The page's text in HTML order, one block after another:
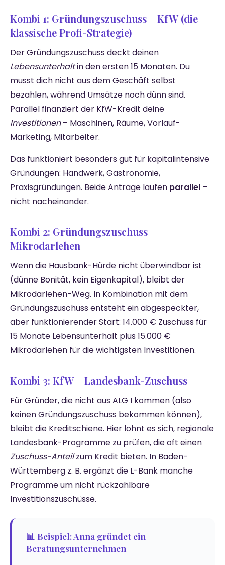
Kombi 1: Gründungszuschuss + KfW (die
klassische Profi-Strategie)
Der Gründungszuschuss deckt deinen
Lebensunterhaltin den ersten 15 Monaten. Du
musst dich nicht aus dem Geschäft selbst
bezahlen, während Umsätze noch dünn sind.
Parallel finanziert der KfW-Kredit deine
Investitionen– Maschinen, Räume, Vorlauf-
Marketing, Mitarbeiter.
Das funktioniert besonders gut für kapitalintensive
Gründungen: Handwerk, Gastronomie,
Praxisgründungen. Beide Anträge laufen parallel –
nicht nacheinander.
Kombi 2: Gründungszuschuss +
Mikrodarlehen
Wenn die Hausbank-Hürde nicht überwindbar ist
(dünne Bonität, kein Eigenkapital), bleibt der
Mikrodarlehen-Weg. In Kombination mit dem
Gründungszuschuss entsteht ein abgespeckter,
aber funktionierender Start: 14.000 € Zuschuss für
15 Monate Lebensunterhalt plus 15.000 €
Mikrodarlehen für die wichtigsten Investitionen.
Kombi 3: KfW + Landesbank-Zuschuss
Für Gründer, die nicht aus ALG I kommen (also
keinen Gründungszuschuss bekommen können),
bleibt die Kreditschiene. Hier lohnt es sich, regionale
Landesbank-Programme zu prüfen, die oft einen
Zuschuss-Anteilzum Kredit bieten. In Baden-
Württemberg z. B. ergänzt die L-Bank manche
Programme um nicht rückzahlbare
Investitionszuschüsse.
📊 Beispiel: Anna gründet ein
Beratungsunternehmen